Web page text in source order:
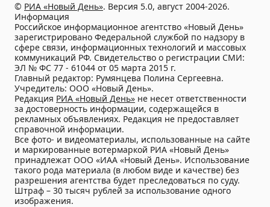
© РИА «Новый День». Версия 5.0, август 2004-2026.
Информация
Российское информационное агентство «Новый День»
зарегистрировано Федеральной службой по надзору в
сфере связи, информационных технологий и массовых
коммуникаций РФ. Свидетельство о регистрации СМИ:
ЭЛ № ФС 77 - 61044 от 05 марта 2015 г.
Главный редактор: Румянцева Полина Сергеевна.
Учредитель: ООО «Новый День».
Редакция РИА «Новый День» не несет ответственности
за достоверность информации, содержащейся в
рекламных объявлениях. Редакция не предоставляет
справочной информации.
Все фото- и видеоматериалы, использованные на сайте
и маркированные вотермаркой РИА «Новый День»
принадлежат ООО «ИАА «Новый День». Использование
такого рода материала (в любом виде и качестве) без
разрешения агентства будет преследоваться по суду.
Штраф – 30 тысяч рублей за использование одного
изображения.